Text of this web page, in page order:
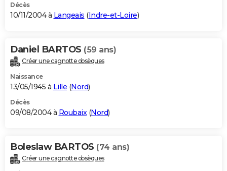
Décès
10/11/2004 à Langeais (Indre-et-Loire)
Daniel BARTOS (59 ans)
Créer une cagnotte obsèques
Naissance
13/05/1945 à Lille (Nord)
Décès
09/08/2004 à Roubaix(Nord)
Boleslaw BARTOS (74 ans)
Créer une cagnotte obsèques